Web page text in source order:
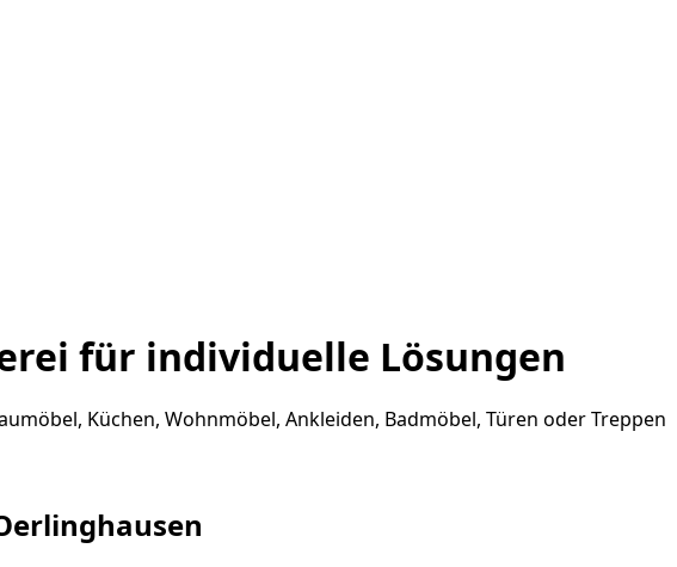
für individuelle Lösungen
Küchen, Wohnmöbel, Ankleiden, Badmöbel, Türen oder Treppen